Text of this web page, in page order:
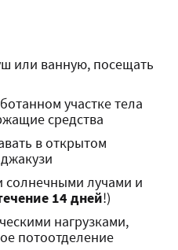
или ванную, посещать
участке тела
средства
в открытом
солнечными лучами и
14 дней!)
нагрузками,
потоотделение